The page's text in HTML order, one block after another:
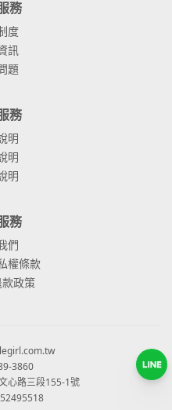
務
度
訊
題
務
明
明
明
務
們
權條款
政策
3860
心路三段155-1號